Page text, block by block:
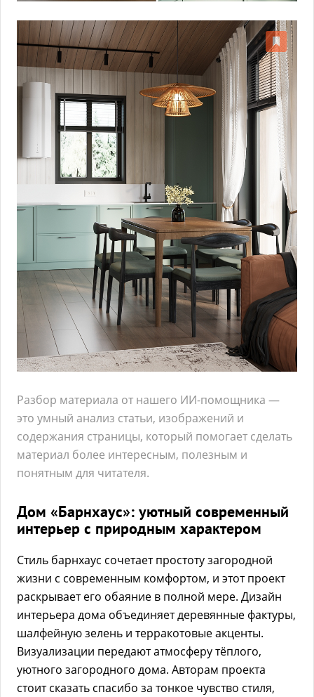
Разбор материала от нашего ИИ-помощника —
это умный анализ статьи, изображений и
содержания страницы, который помогает сделать
материал более интересным, полезным и
понятным для читателя.
Дом «Барнхаус»: уютный современный
интерьер с природным характером
Стиль барнхаус сочетает простоту загородной
жизни с современным комфортом, и этот проект
раскрывает его обаяние в полной мере. Дизайн
интерьера дома объединяет деревянные фактуры,
шалфейную зелень и терракотовые акценты.
Визуализации передают атмосферу тёплого,
уютного загородного дома. Авторам проекта
стоит сказать спасибо за тонкое чувство стиля,